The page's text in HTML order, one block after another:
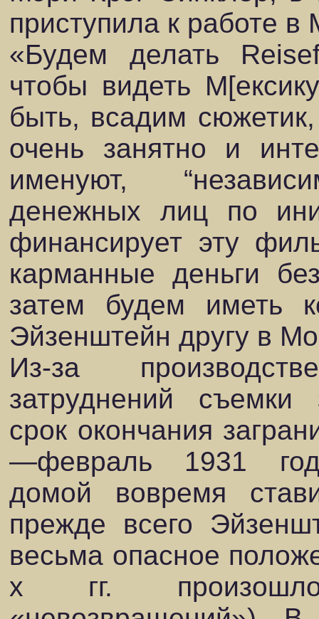
приступила к работе в
«Будем делать
чтобы видеть
быть, всадим
очень занятно и
именуют,
денежных лиц по
финансирует эту
карманные деньги
затем будем иметь
Эйзенштейн другу в
Из-за
затруднений съемки
срок окончания
—февраль 1931
домой вовремя
прежде всего
весьма опасное
х гг.